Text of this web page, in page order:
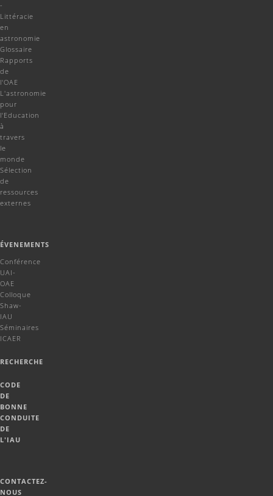
-
Littéracie
en
astronomie
Glossaire
Rapports
de
l'OAE
L'astronomie
pour
l'Education
à
travers
le
monde
Sélection
de
ressources
externes
ÉVENEMENTS
Conférence
UAI-
OAE
Colloque
Shaw-
IAU
Séminaires
ICAER
RECHERCHE
CODE
DE
BONNE
CONDUITE
DE
L'IAU
CONTACTEZ-
NOUS